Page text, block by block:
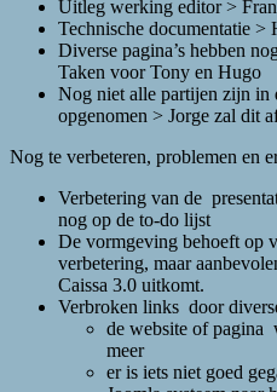
Uitleg werking editor >
Technische documentatie >
Diverse pagina’s hebben
Taken voor Tony en Hugo
Nog niet alle partijen zijn in
opgenomen > Jorge zal dit
Nog te verbeteren, problemen en
Verbetering van de
nog op de to-do lijst
De vormgeving behoeft op
verbetering, maar
Caissa 3.0 uitkomt.
Verbroken links door
de website of pagina
meer
er is iets niet goed